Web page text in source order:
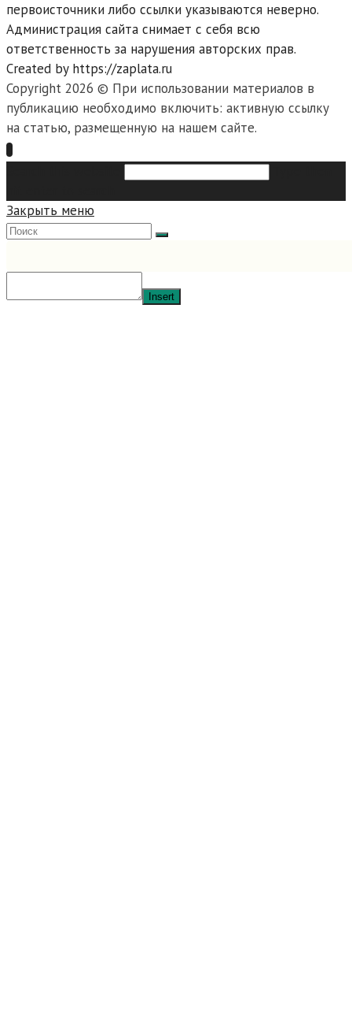
первоисточники либо ссылки указываются неверно.
Администрация сайта снимает с себя всю
ответственность за нарушения авторских прав.
Created by https://zaplata.ru
Copyright 2026 © При использовании материалов в
публикацию необходимо включить: активную ссылку
на статью, размещенную на нашем сайте.
Закрыть меню
Insert